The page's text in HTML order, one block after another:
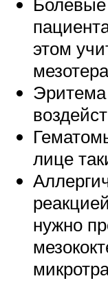
этом
Эритема
лице
нужно